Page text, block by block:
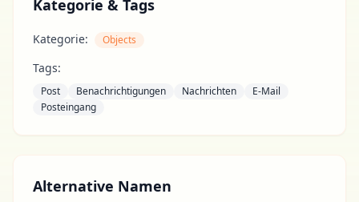
Kategorie & Tags
Kategorie: Objects
Tags:
Post Benachrichtigungen Nachrichten
E-Mail
Posteingang
Alternative Namen